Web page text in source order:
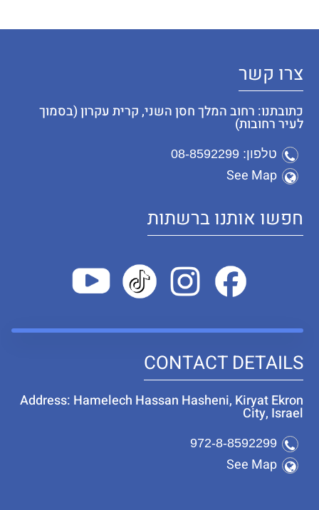
צרו קשר
כתובתנו: רחוב המלך חסן השני, קרית עקרון (בסמוך
לעיר רחובות)
טלפון: 08-8592299
See Map
חפשו אותנו ברשתות
CONTACT DETAILS
Address: Hamelech Hassan Hasheni, Kiryat Ekron
City, Israel
972-8-8592299
See Map